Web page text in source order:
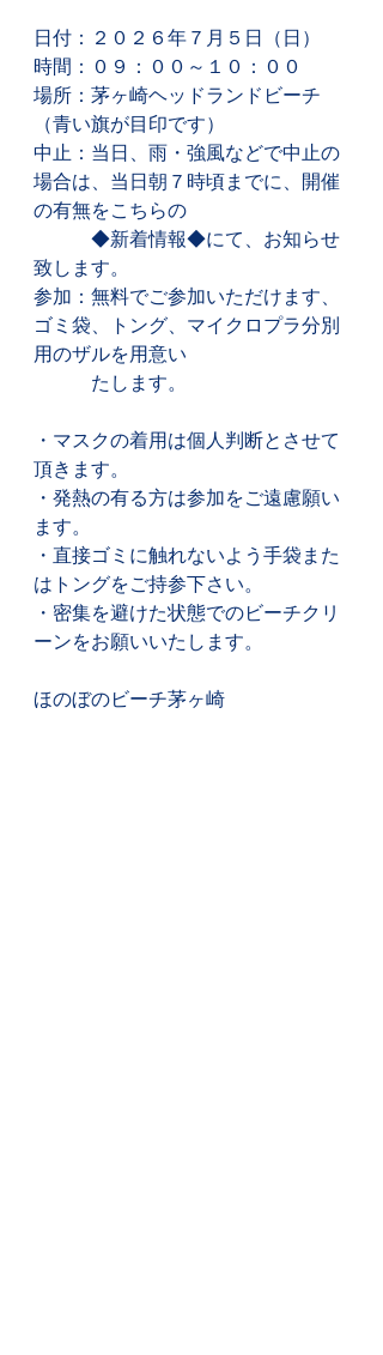
日付：２０２６年７月５日（日）
時間：０９：００～１０：００
場所：茅ヶ崎ヘッドランドビーチ
（青い旗が目印です）
中止：当日、雨・強風などで中止の
場合は、当日朝７時頃までに、開催
の有無をこちらの
◆新着情報◆にて、お知らせ
致します。
参加：無料でご参加いただけます、
ゴミ袋、トング、マイクロプラ分別
用のザルを用意い
たします。
・マスクの着用は個人判断とさせて
頂きます。
・発熱の有る方は参加をご遠慮願い
ます。
・直接ゴミに触れないよう手袋また
はトングをご持参下さい。
・密集を避けた状態でのビーチクリ
ーンをお願いいたします。
ほのぼのビーチ茅ヶ崎